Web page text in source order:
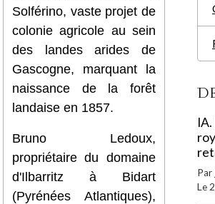
Solférino, vaste projet de
colonie agricole au sein
des landes arides de
Gascogne, marquant la
naissance de la forêt
landaise en 1857.
Bruno Ledoux,
propriétaire du domaine
d'Ilbarritz à Bidart
(Pyrénées Atlantiques),
Par
Le